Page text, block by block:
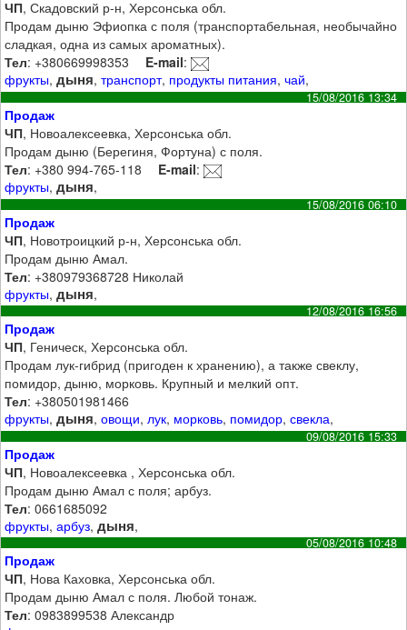
ЧП, Скадовский р-н, Херсонська обл.
Продам дыню Эфиопка с поля (транспортабельная, необычайно
сладкая, одна из самых ароматных).
Тел: +380669998353 E-mail:
фрукты,дыня,транспорт, продукты питания,чай,
15/08/2016 13:34
Продаж
ЧП, Новоалексеевка, Херсонська обл.
Продам дыню (Берегиня, Фортуна) с поля.
Тел: +380 994-765-118 E-mail:
фрукты,дыня,
15/08/2016 06:10
Продаж
ЧП, Новотроицкий р-н, Херсонська обл.
Продам дыню Амал.
Тел: +380979368728 Николай
фрукты,дыня,
12/08/2016 16:56
Продаж
ЧП, Геническ, Херсонська обл.
Продам лук-гибрид (пригоден к хранению), а также свеклу,
помидор, дыню, морковь. Крупный и мелкий опт.
Тел: +380501981466
фрукты,дыня,овощи,лук, морковь, помидор,свекла,
09/08/2016 15:33
Продаж
ЧП, Новоалексеевка , Херсонська обл.
Продам дыню Амал с поля; арбуз.
Тел: 0661685092
фрукты,арбуз,дыня,
05/08/2016 10:48
Продаж
ЧП, Нова Каховка, Херсонська обл.
Продам дыню Амал с поля. Любой тонаж.
Тел: 0983899538 Александр